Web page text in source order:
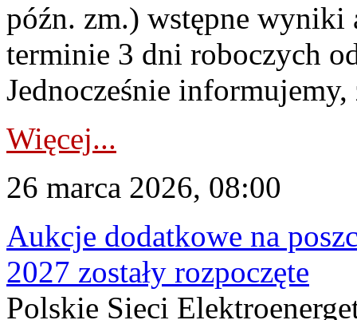
późn. zm.) wstępne
terminie 3 dni roboczych
Jednocześnie informujemy,
Więcej...
26 marca 2026, 08:00
Aukcje dodatkowe na
2027 zostały rozpoczęte
Polskie Sieci